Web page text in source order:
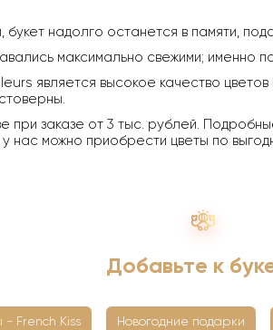
надолго останется в памяти,
максимально свежими; именно
является высокое качество
при заказе от 3 тыс. рублей.
можно приобрести цветы по
Добавьте к
- French Kiss Новогодние подарки